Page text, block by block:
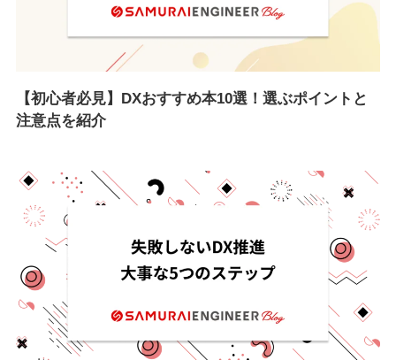
【初心者必見】DXおすすめ本10選！選ぶポイントと
注意点を紹介